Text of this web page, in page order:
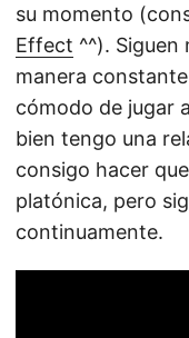
su momento
Effect ^^).
manera
cómodo de jugar
bien tengo una
consigo hacer
platónica, pero
continuamente.